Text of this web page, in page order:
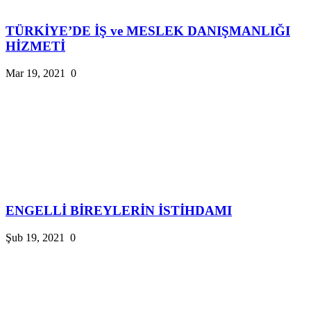
TÜRKİYE’DE İŞ ve MESLEK DANIŞMANLIĞI
HİZMETİ
Mar 19, 2021 0
ENGELLİ BİREYLERİN İSTİHDAMI
Şub 19, 2021 0